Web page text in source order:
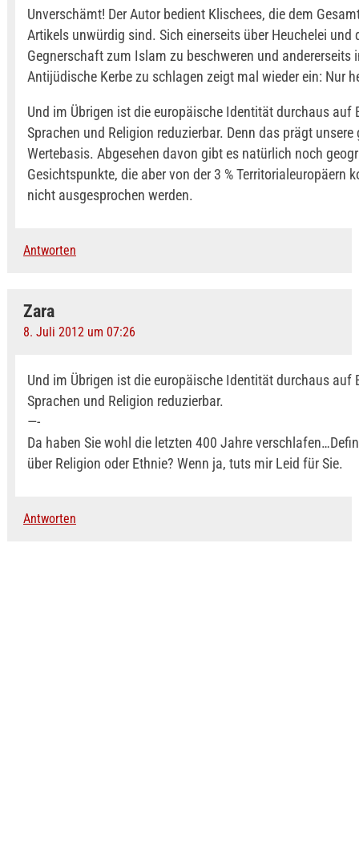
Unverschämt! Der Autor bedient Klischees, die dem
Artikels unwürdig sind. Sich einerseits über Heuchelei und
Gegnerschaft zum Islam zu beschweren und andererseits
Antijüdische Kerbe zu schlagen zeigt mal wieder ein: Nur
Und im Übrigen ist die europäische Identität durchaus auf
Sprachen und Religion reduzierbar. Denn das prägt unsere
Wertebasis. Abgesehen davon gibt es natürlich noch
Gesichtspunkte, die aber von der 3 % Territorialeuropäern
nicht ausgesprochen werden.
Antworten
Zara
8. Juli 2012 um 07:26
Und im Übrigen ist die europäische Identität durchaus auf
Sprachen und Religion reduzierbar.
—-
Da haben Sie wohl die letzten 400 Jahre
über Religion oder Ethnie? Wenn ja, tuts mir Leid für Sie.
Antworten